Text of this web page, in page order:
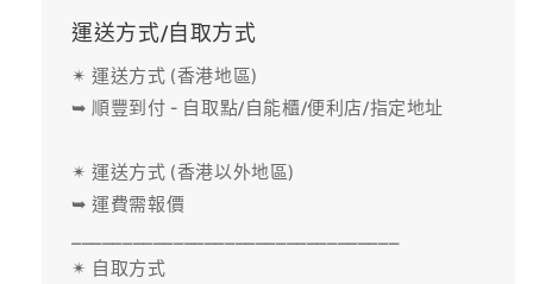
程）
量
減
程）
量
增
運送方式/自取方式
✴ 運送方式 (香港地區)
➥ 順豐到付 - 自取點/自能櫃/便利店/指定地址
✴ 運送方式 (香港以外地區)
➥ 運費需報價
✴ 自取方式